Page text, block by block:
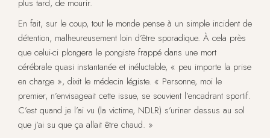
plus tard, de mourir.
En fait, sur le coup, tout le monde pense à un simple incident de
détention, malheureusement loin d’être sporadique. À cela près
que celui-ci plongera le pongiste frappé dans une mort
cérébrale quasi instantanée et inéluctable, « peu importe la prise
en charge », dixit le médecin légiste. « Personne, moi le
premier, n’envisageait cette issue, se souvient l’encadrant sportif.
C’est quand je l’ai vu (la victime, NDLR) s’uriner dessus au sol
que j’ai su que ça allait être chaud. »